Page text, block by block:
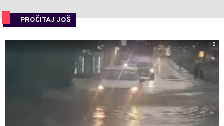
PROČITAJ JOŠ
0